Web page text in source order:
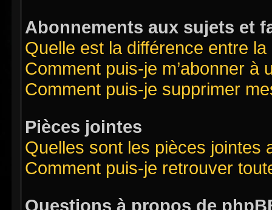
Abonnements aux sujets et
Quelle est la différence entre
Comment puis-je m’abonner
Comment puis-je supprimer
Pièces jointes
Quelles sont les pièces jointes
Comment puis-je retrouver
Questions à propos de